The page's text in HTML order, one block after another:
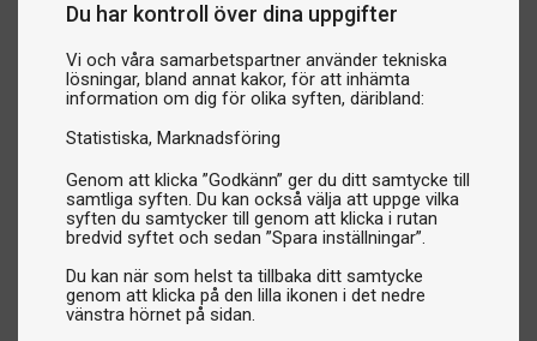
Du har kontroll över dina uppgifter
Vi och våra samarbetspartner använder tekniska
lösningar, bland annat kakor, för att inhämta
information om dig för olika syften, däribland:
Statistiska Marknadsföring
Genom att klicka ”Godkänn” ger du ditt samtycke till
samtliga syften. Du kan också välja att uppge vilka
syften du samtycker till genom att klicka i rutan
bredvid syftet och sedan ”Spara inställningar”.
Du kan när som helst ta tillbaka ditt samtycke
genom att klicka på den lilla ikonen i det nedre
vänstra hörnet på sidan.